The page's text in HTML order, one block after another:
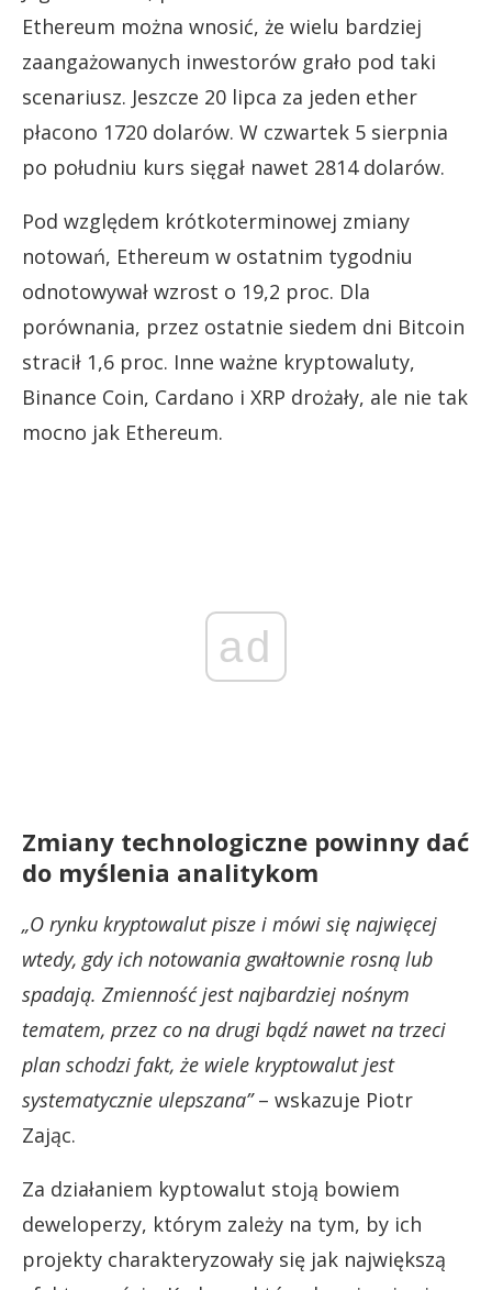
Ethereum można wnosić, że wielu bardziej
zaangażowanych inwestorów grało pod taki
scenariusz. Jeszcze 20 lipca za jeden ether
płacono 1720 dolarów. W czwartek 5 sierpnia
po południu kurs sięgał nawet 2814 dolarów.
Pod względem krótkoterminowej zmiany
notowań, Ethereum w ostatnim tygodniu
odnotowywał wzrost o 19,2 proc. Dla
porównania, przez ostatnie siedem dni Bitcoin
stracił 1,6 proc. Inne ważne kryptowaluty,
Binance Coin, Cardano i XRP drożały, ale nie tak
mocno jak Ethereum.
ad
Zmiany technologiczne powinny dać
do myślenia analitykom
„O rynku kryptowalut pisze i mówi się najwięcej
wtedy, gdy ich notowania gwałtownie rosną lub
spadają. Zmienność jest najbardziej nośnym
tematem, przez co na drugi bądź nawet na trzeci
plan schodzi fakt, że wiele kryptowalut jest
systematycznie ulepszana”– wskazuje Piotr
Zając.
Za działaniem kyptowalut stoją bowiem
deweloperzy, którym zależy na tym, by ich
projekty charakteryzowały się jak największą